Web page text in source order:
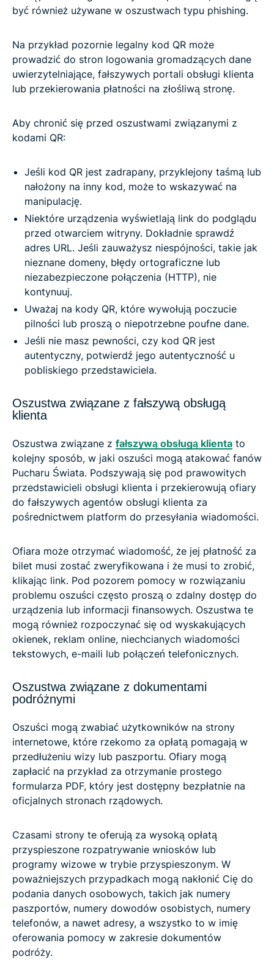
być również używane w oszustwach typu phishing.
Na przykład pozornie legalny kod QR może
prowadzić do stron logowania gromadzących dane
uwierzytelniające, fałszywych portali obsługi klienta
lub przekierowania płatności na złośliwą stronę.
Aby chronić się przed oszustwami związanymi z
kodami QR:
Jeśli kod QR jest zadrapany, przyklejony taśmą lub
nałożony na inny kod, może to wskazywać na
manipulację.
Niektóre urządzenia wyświetlają link do podglądu
przed otwarciem witryny. Dokładnie sprawdź
adres URL. Jeśli zauważysz niespójności, takie jak
nieznane domeny, błędy ortograficzne lub
niezabezpieczone połączenia (HTTP), nie
kontynuuj.
Uważaj na kody QR, które wywołują poczucie
pilności lub proszą o niepotrzebne poufne dane.
Jeśli nie masz pewności, czy kod QR jest
autentyczny, potwierdź jego autentyczność u
pobliskiego przedstawiciela.
Oszustwa związane z fałszywą obsługą
klienta
Oszustwa związane z fałszywą obsługą klienta to
kolejny sposób, w jaki oszuści mogą atakować fanów
Pucharu Świata. Podszywają się pod prawowitych
przedstawicieli obsługi klienta i przekierowują ofiary
do fałszywych agentów obsługi klienta za
pośrednictwem platform do przesyłania wiadomości.
Ofiara może otrzymać wiadomość, że jej płatność za
bilet musi zostać zweryfikowana i że musi to zrobić,
klikając link. Pod pozorem pomocy w rozwiązaniu
problemu oszuści często proszą o zdalny dostęp do
urządzenia lub informacji finansowych. Oszustwa te
mogą również rozpoczynać się od wyskakujących
okienek, reklam online, niechcianych wiadomości
tekstowych, e-maili lub połączeń telefonicznych.
Oszustwa związane z dokumentami
podróżnymi
Oszuści mogą zwabiać użytkowników na strony
internetowe, które rzekomo za opłatą pomagają w
przedłużeniu wizy lub paszportu. Ofiary mogą
zapłacić na przykład za otrzymanie prostego
formularza PDF, który jest dostępny bezpłatnie na
oficjalnych stronach rządowych.
Czasami strony te oferują za wysoką opłatą
przyspieszone rozpatrywanie wniosków lub
programy wizowe w trybie przyspieszonym. W
poważniejszych przypadkach mogą nakłonić Cię do
podania danych osobowych, takich jak numery
paszportów, numery dowodów osobistych, numery
telefonów, a nawet adresy, a wszystko to w imię
oferowania pomocy w zakresie dokumentów
podróży.